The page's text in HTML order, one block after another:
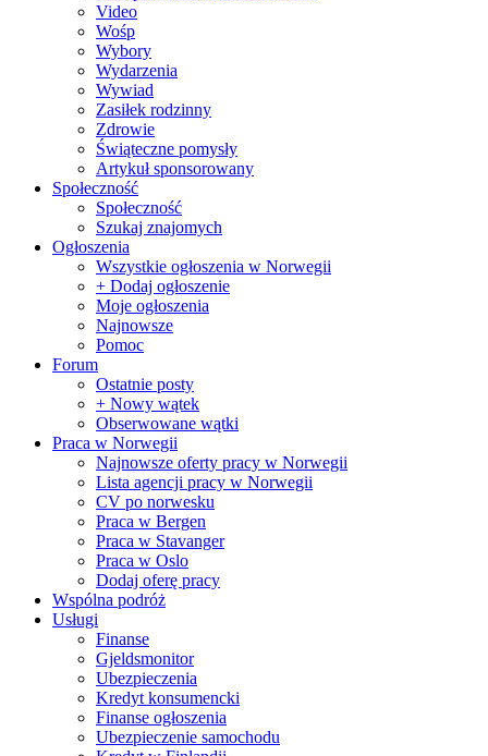
Video
Wośp
Wybory
Wydarzenia
Wywiad
Zasiłek rodzinny
Zdrowie
Świąteczne pomysły
Artykuł sponsorowany
Społeczność
Społeczność
Szukaj znajomych
Ogłoszenia
Wszystkie ogłoszenia w Norwegii
+ Dodaj ogłoszenie
Moje ogłoszenia
Najnowsze
Pomoc
Forum
Ostatnie posty
+ Nowy wątek
Obserwowane wątki
Praca w Norwegii
Najnowsze oferty pracy w Norwegii
Lista agencji pracy w Norwegii
CV po norwesku
Praca w Bergen
Praca w Stavanger
Praca w Oslo
Dodaj oferę pracy
Wspólna podróż
Usługi
Finanse
Gjeldsmonitor
Ubezpieczenia
Kredyt konsumencki
Finanse ogłoszenia
Ubezpieczenie samochodu